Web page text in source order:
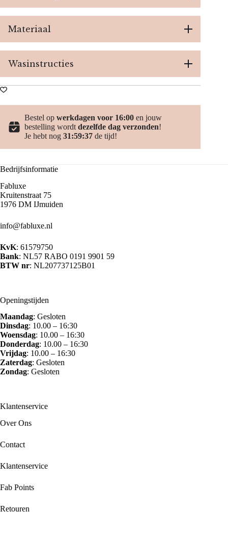
Materiaal
Wasinstructies
Bestel op werkdagen voor 16:00 en jouw
bestelling wordt dezelfde dag verzonden!
Je hebt nog 31:59:36 de tijd!
Bedrijfsinformatie
Fabluxe
Kruitenstraat 75
1976 DM IJmuiden
info@fabluxe.nl
KvK: 61579750
Bank: NL57 RABO 0191 9901 59
BTW nr: NL207737125B01
Openingstijden
Maandag: Gesloten
Dinsdag: 10.00 – 16:30
Woensdag: 10.00 – 16:30
Donderdag: 10.00 – 16:30
Vrijdag: 10.00 – 16:30
Zaterdag: Gesloten
Zondag: Gesloten
Klantenservice
Over Ons
Contact
Klantenservice
Fab Points
Retouren